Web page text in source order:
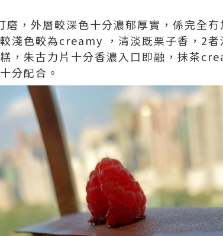
磨，外層較深色十分濃郁厚實，係完全
淺色較為creamy ，清淡既栗子香，2
，朱古力片十分香濃入口即融，抹茶
分配合。